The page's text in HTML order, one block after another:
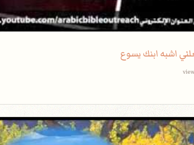
اشبه ابنك يسوع